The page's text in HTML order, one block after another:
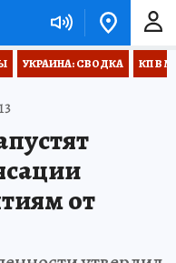
УКРАИНА: СВОДКА КП В
от